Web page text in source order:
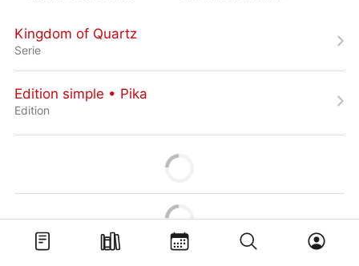
Kingdom of Quartz
Serie
Edition simple • Pika
Edition